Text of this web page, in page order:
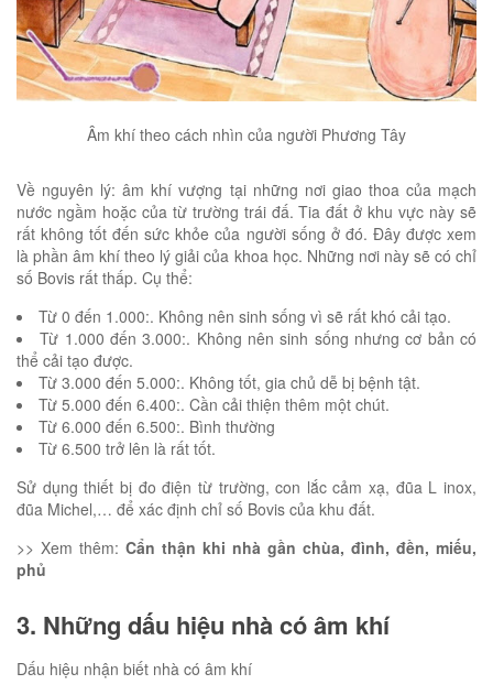
Âm khí theo cách nhìn của người Phương Tây
Về nguyên lý: âm khí vượng tại những nơi giao thoa của mạch
nước ngầm hoặc của từ trường trái đấ. Tia đất ở khu vực này sẽ
rất không tốt đến sức khỏe của người sống ở đó. Đây được xem
là phần âm khí theo lý giải của khoa học. Những nơi này sẽ có chỉ
số Bovis rất thấp. Cụ thể:
Từ 0 đến 1.000:. Không nên sinh sống vì sẽ rất khó cải tạo.
Từ 1.000 đến 3.000:. Không nên sinh sống nhưng cơ bản có
thể cải tạo được.
Từ 3.000 đến 5.000:. Không tốt, gia chủ dễ bị bệnh tật.
Từ 5.000 đến 6.400:. Cần cải thiện thêm một chút.
Từ 6.000 đến 6.500:. Bình thường
Từ 6.500 trở lên là rất tốt.
Sử dụng thiết bị đo điện từ trường, con lắc cảm xạ, đũa L inox,
đũa Michel,… để xác định chỉ số Bovis của khu đất.
>> Xem thêm: Cẩn thận khi nhà gần chùa, đình, đền, miếu,
phủ
3. Những dấu hiệu nhà có âm khí
Dấu hiệu nhận biết nhà có âm khí